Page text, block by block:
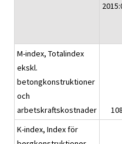
M-index, Totalindex
ekskl.
betongkonstruktioner
och
arbetskraftskostnader
K-index, Index för